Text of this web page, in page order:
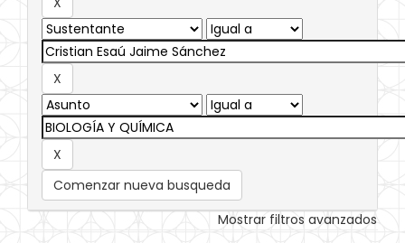
Comenzar nueva busqueda
Mostrar filtros avanzados